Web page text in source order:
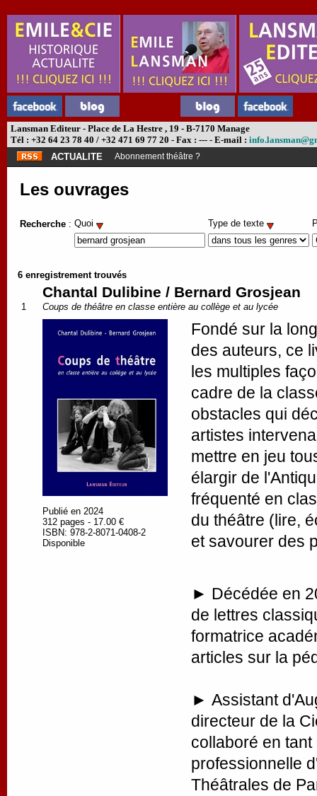
Lansman Editeur - Place de La Hestre , 19 - B-7170 Manage
Tél : +32 64 23 78 40 / +32 471 69 77 20 - Fax : --- - E-mail :
ACTUALITE
Abonnement théâtre ?
Les ouvrages
Recherche : Quoi Type de texte
6 enregistrement trouvés
1
Chantal Dulibine / Bernard Grosjean
Coups de théâtre en classe entière au collège et au lycée
Publié en 2024
312 pages - 17.00 €
ISBN: 978-2-8071-0408-2
Disponible
Fondé sur la
des auteurs, ce
les multiples
cadre de la
obstacles qui
artistes
mettre en jeu
élargir de
fréquenté en
du théâtre (lire,
et savourer des
► Décédée en
de lettres
formatrice
articles sur la
► Assistant
directeur de la
collaboré en
professionnelle
Théâtrales de